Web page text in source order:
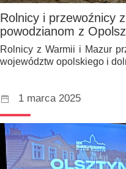
Rolnicy i przewoźnicy
powodzianom z
Rolnicy z Warmii i Mazur
województw opolskiego i
1 marca 2025